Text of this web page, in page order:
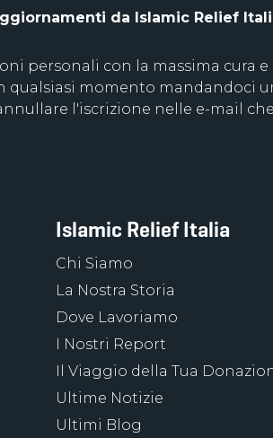
da Islamic Relief
personali con la massima cura
momento mandandoci
l'iscrizione nelle e-mail
Islamic Relief Italia
Chi Siamo
La Nostra Storia
Dove Lavoriamo
I Nostri Report
Il Viaggio della Tua
Ultime Notizie
Ultimi Blog